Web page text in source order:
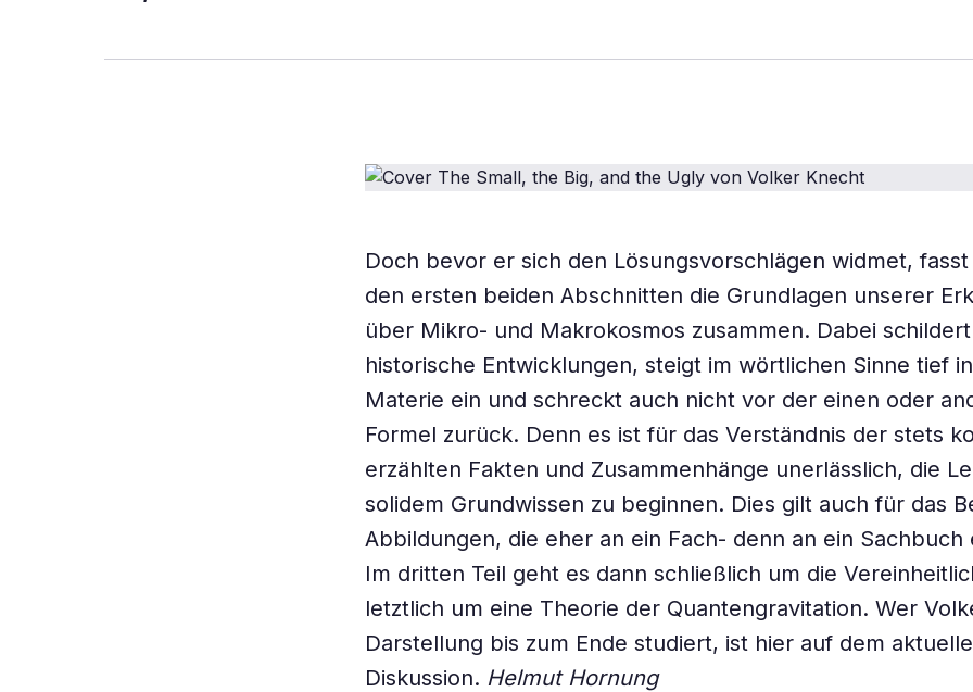
Doch bevor er sich den Lösungsvorschlägen widmet,
den ersten beiden Abschnitten die Grundlagen unserer
über Mikro- und Makrokosmos zusammen. Dabei
historische Entwicklungen, steigt im wörtlichen Sinne tief
Materie ein und schreckt auch nicht vor der einen oder
Formel zurück. Denn es ist für das Verständnis der stets
erzählten Fakten und Zusammenhänge unerlässlich, die
solidem Grundwissen zu beginnen. Dies gilt auch für das
Abbildungen, die eher an ein Fach- denn an ein Sachbuch
Im dritten Teil geht es dann schließlich um die
letztlich um eine Theorie der Quantengravitation. Wer
Darstellung bis zum Ende studiert, ist hier auf dem
Diskussion. Helmut Hornung